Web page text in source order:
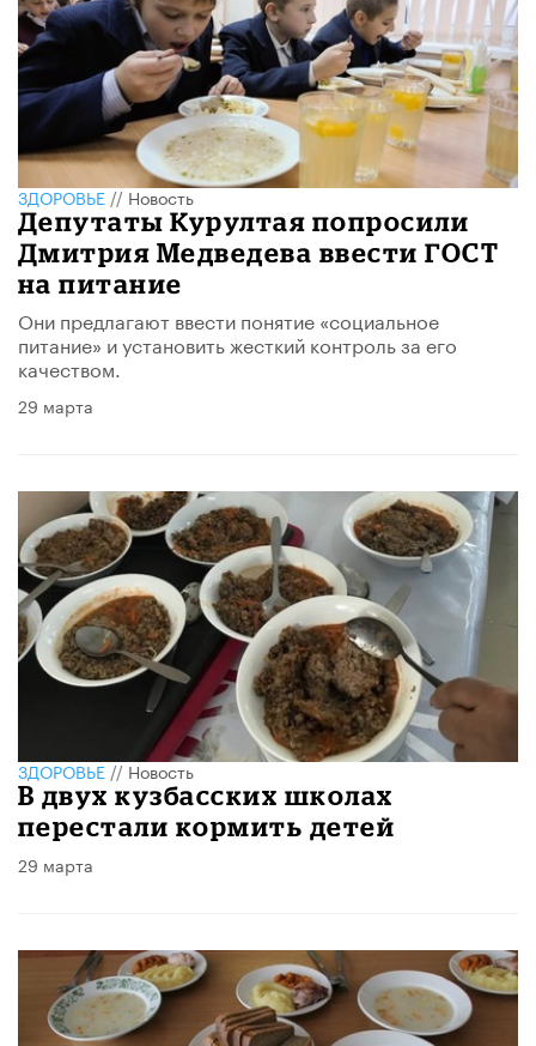
ЗДОРОВЬЕ//Новость
Депутаты Курултая попросили
Дмитрия Медведева ввести ГОСТ
на питание
Они предлагают ввести понятие «социальное
питание» и установить жесткий контроль за его
качеством.
29 марта
ЗДОРОВЬЕ//Новость
В двух кузбасских школах
перестали кормить детей
29 марта